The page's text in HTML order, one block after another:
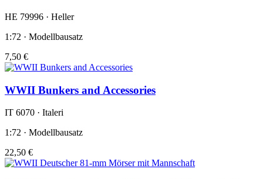
HE 79996 · Heller
1:72 · Modellbausatz
7,50 €
WWII Bunkers and Accessories
IT 6070 · Italeri
1:72 · Modellbausatz
22,50 €